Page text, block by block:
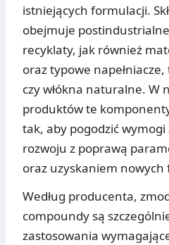
istniejących formulacji.
obejmuje
recyklaty, jak również
oraz typowe
czy włókna naturalne. W
produktów te komponenty
tak, aby pogodzić
rozwoju z poprawą
oraz uzyskaniem nowych
Według producenta,
compoundy są
zastosowania